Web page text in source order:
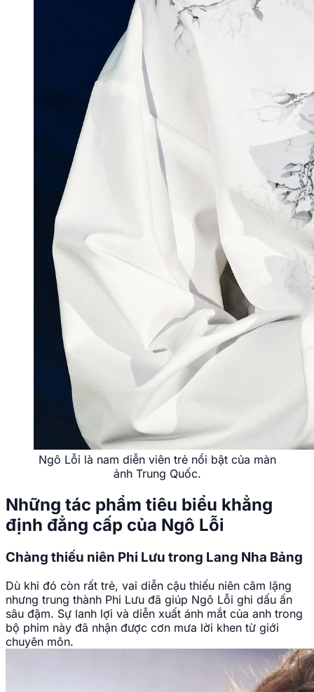
Ngô Lỗi là nam diễn viên trẻ nổi bật của màn
ảnh Trung Quốc.
Những tác phẩm tiêu biểu khẳng
định đẳng cấp của Ngô Lỗi
Chàng thiếu niên Phi Lưu trong Lang Nha Bảng
Dù khi đó còn rất trẻ, vai diễn cậu thiếu niên câm lặng
sâu đậm. Sự lanh lợi và diễn xuất ánh mắt của anh trong
bộ phim này đã nhận được cơn mưa lời khen từ giới
chuyên môn.